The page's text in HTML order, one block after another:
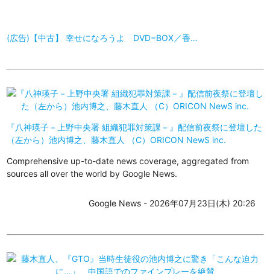
(広告)【中古】 幸せになろうよ DVD−BOX／香…
『八神瑛子－上野中央署 組織犯罪対策課－』配信前夜祭に登壇した
（左から）池内博之、藤木直人 （C）ORICON NewS inc.
Comprehensive up-to-date news coverage, aggregated from
sources all over the world by Google News.
Google News - 2026年07月23日(木) 20:26